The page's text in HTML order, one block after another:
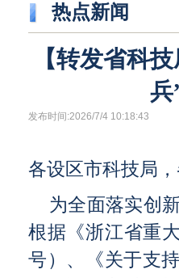
热点新闻
【转发省科
兵
发布时间:2026/7/4 10:18:43
各设区市科技局
为全面落实创
根据《浙江省重
号）、《关于支